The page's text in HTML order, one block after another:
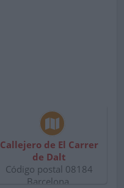
Callejero de El Carrer
de Dalt
Código postal 08184
Barcelona.